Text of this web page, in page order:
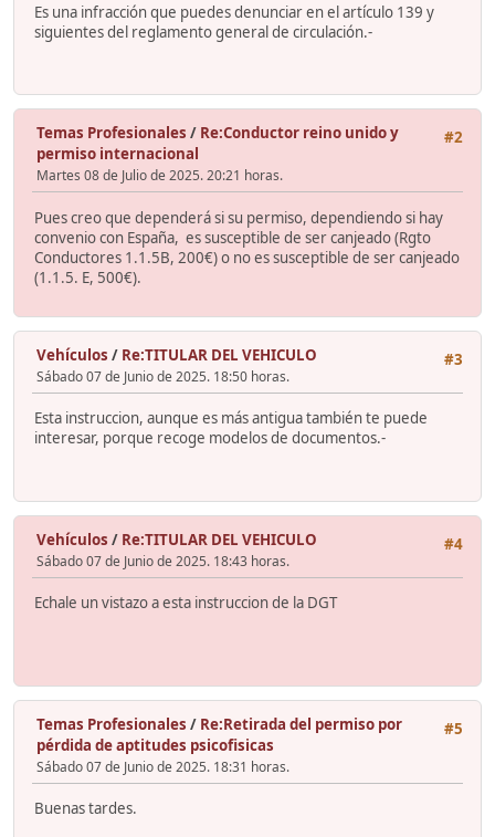
Es una infracción que puedes denunciar en el artículo 139 y
siguientes del reglamento general de circulación.-
#2
Temas Profesionales / Re:Conductor reino unido y
permiso internacional
Martes 08 de Julio de 2025. 20:21 horas.
Pues creo que dependerá si su permiso, dependiendo si hay
convenio con España, es susceptible de ser canjeado (Rgto
Conductores 1.1.5B, 200€) o no es susceptible de ser canjeado
(1.1.5. E, 500€).
#3
Vehículos / Re:TITULAR DEL VEHICULO
Sábado 07 de Junio de 2025. 18:50 horas.
Esta instruccion, aunque es más antigua también te puede
interesar, porque recoge modelos de documentos.-
#4
Vehículos / Re:TITULAR DEL VEHICULO
Sábado 07 de Junio de 2025. 18:43 horas.
Echale un vistazo a esta instruccion de la DGT
#5
Temas Profesionales / Re:Retirada del permiso por
pérdida de aptitudes psicofisicas
Sábado 07 de Junio de 2025. 18:31 horas.
Buenas tardes.